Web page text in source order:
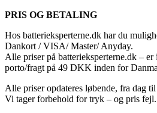
PRIS OG BETALING
Hos batterieksperterne.dk har du
Dankort / VISA/ Master/ Anyday.
Alle priser på batterieksperterne.dk –
porto/fragt på 49 DKK inden for
Alle priser opdateres løbende, fra dag til
Vi tager forbehold for tryk – og pris fejl.